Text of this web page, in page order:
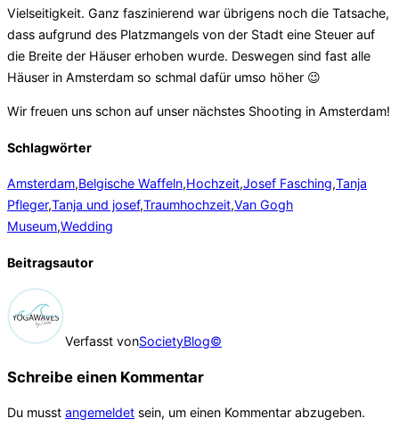
Vielseitigkeit. Ganz faszinierend war übrigens noch die Tatsache,
dass aufgrund des Platzmangels von der Stadt eine Steuer auf
die Breite der Häuser erhoben wurde. Deswegen sind fast alle
Häuser in Amsterdam so schmal dafür umso höher 😉
Wir freuen uns schon auf unser nächstes Shooting in Amsterdam!
Schlagwörter
Amsterdam,Belgische Waffeln,Hochzeit,Josef Fasching,Tanja
Pfleger,Tanja und josef,Traumhochzeit,Van Gogh
Museum,Wedding
Beitragsautor
Verfasst vonSocietyBlog©
Schreibe einen Kommentar
Du musst angemeldet sein, um einen Kommentar abzugeben.